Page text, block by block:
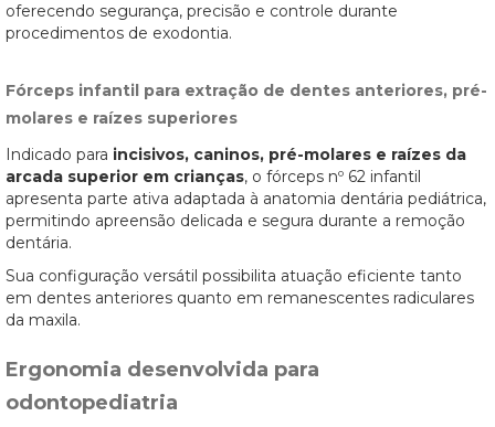
oferecendo segurança, precisão e controle durante
procedimentos de exodontia.
Fórceps infantil para extração de dentes anteriores, pré-
molares e raízes superiores
Indicado para incisivos, caninos, pré-molares e raízes da
arcada superior em crianças, o fórceps nº 62 infantil
apresenta parte ativa adaptada à anatomia dentária pediátrica,
permitindo apreensão delicada e segura durante a remoção
dentária.
Sua configuração versátil possibilita atuação eficiente tanto
em dentes anteriores quanto em remanescentes radiculares
da maxila.
Ergonomia desenvolvida para
odontopediatria